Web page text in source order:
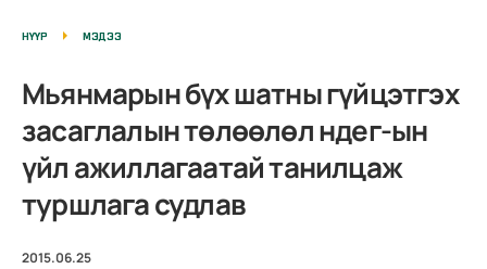
НҮҮР МЭДЭЭ
Мьянмарын бүх шатны гүйцэтгэх
засаглалын төлөөлөл ндег-ын
үйл ажиллагаатай танилцаж
туршлага судлав
2015.06.25